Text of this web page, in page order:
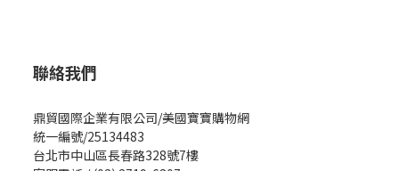
聯絡我們
鼎貿國際企業有限公司/美國寶寶購物網
統一編號/25134483
台北市中山區長春路328號7樓